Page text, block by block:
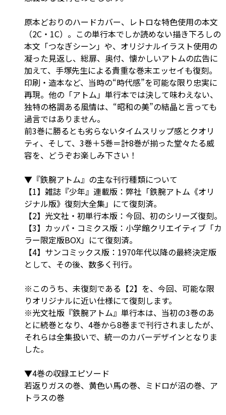
原本どおりのハードカバー、レトロな特色使用の本文
（2C・1C）。この単行本でしか読めない描き下ろしの
本文「つなぎシーン」や、オリジナルイラスト使用の
凝った見返し、総扉、奥付、懐かしいアトムの広告に
加えて、手塚先生による貴重な巻末エッセイも復刻。
印刷・造本など、当時の“時代感”を可能な限り忠実に
再現。他の「アトム」単行本では決して味わえない、
独特の格調ある風情は、“昭和の美”の結晶と言っても
過言ではありません。
前3巻に勝るとも劣らないタイムスリップ感とクオリ
ティ、そして、3巻＋5巻＝計8巻が揃った堂々たる威
容を、どうぞお楽しみ下さい！
▼『鉄腕アトム』の主な刊行種類について
【1】雑誌『少年』連載版：弊社「鉄腕アトム《オリ
ジナル版》復刻大全集」にて復刻済。
【2】光文社・初単行本版：今回、初のシリーズ復刻。
【3】カッパ・コミクス版：小学館クリエイティブ「カ
ラー限定版BOX」にて復刻済。
【4】サンコミックス版：1970年代以降の最終決定版
として、その後、数多く刊行。
※このうち、未復刻である【2】を、今回、可能な限
りオリジナルに近い仕様にて復刻します。
※光文社版『鉄腕アトム』単行本は、当初の3巻のあ
とに続巻となり、4巻から8巻まで刊行されましたが、
それらは全集扱いで、統一のカバーデザインとなりま
した。
▼4巻の収録エピソード
若返りガスの巻、黄色い馬の巻、ミドロが沼の巻、ア
トラスの巻